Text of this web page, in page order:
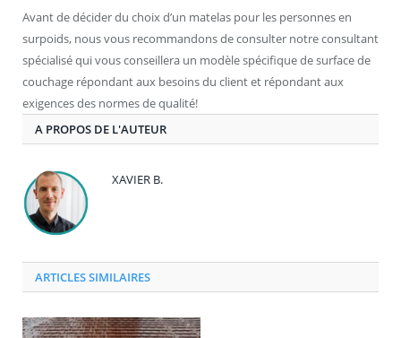
Avant de décider du choix d’un matelas pour les personnes en
surpoids, nous vous recommandons de consulter notre consultant
spécialisé qui vous conseillera un modèle spécifique de surface de
couchage répondant aux besoins du client et répondant aux
exigences des normes de qualité!
A PROPOS DE L'AUTEUR
XAVIER B.
ARTICLES SIMILAIRES